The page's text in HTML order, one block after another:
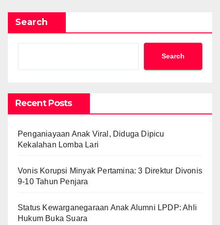
Search
Search
Recent Posts
Penganiayaan Anak Viral, Diduga Dipicu
Kekalahan Lomba Lari
Vonis Korupsi Minyak Pertamina: 3 Direktur Divonis
9-10 Tahun Penjara
Status Kewarganegaraan Anak Alumni LPDP: Ahli
Hukum Buka Suara